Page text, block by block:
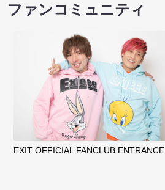
ファンコミュニティ
EXIT OFFICIAL FANCLUB ENTRANCE